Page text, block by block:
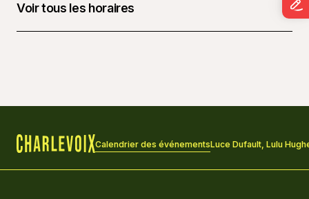
Voir tous les horaires
Calendrier des événementsLuce Dufault, Lulu